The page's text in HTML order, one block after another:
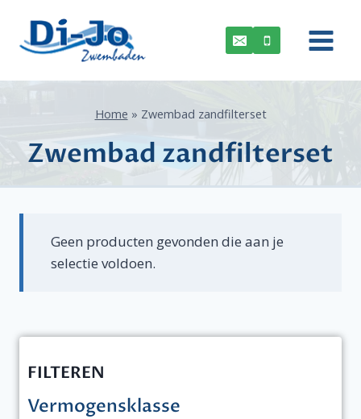
inhoud
Home » Zwembad zandfilterset
Zwembad zandfilterset
Geen producten gevonden die aan je
selectie voldoen.
FILTEREN
Vermogensklasse